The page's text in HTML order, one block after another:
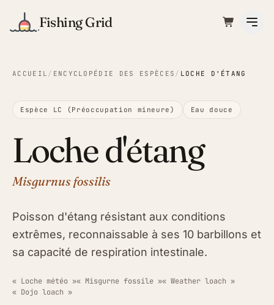
Fishing Grid
ACCUEIL / ENCYCLOPÉDIE DES ESPÈCES / LOCHE D'ÉTANG
Espèce LC (Préoccupation mineure) Eau douce
Loche d'étang
Misgurnus fossilis
Poisson d'étang résistant aux conditions
extrêmes, reconnaissable à ses 10 barbillons et
sa capacité de respiration intestinale.
« Loche météo »« Misgurne fossile »« Weather loach »
« Dojo loach »